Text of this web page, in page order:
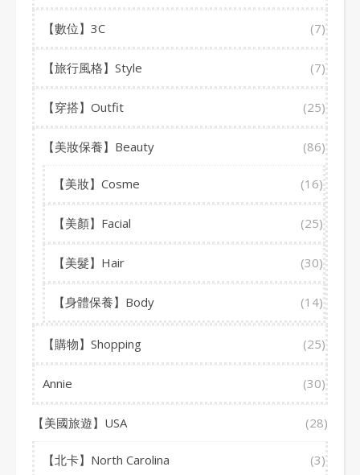
【數位】3C (7)
【旅行風格】Style (7)
【穿搭】Outfit (25)
【美妝保養】Beauty (86)
【美妝】Cosme (16)
【美顏】Facial (25)
【美髮】Hair (30)
【身體保養】Body (14)
【購物】Shopping (25)
Annie (30)
【美國旅遊】USA (28)
【北卡】North Carolina (3)